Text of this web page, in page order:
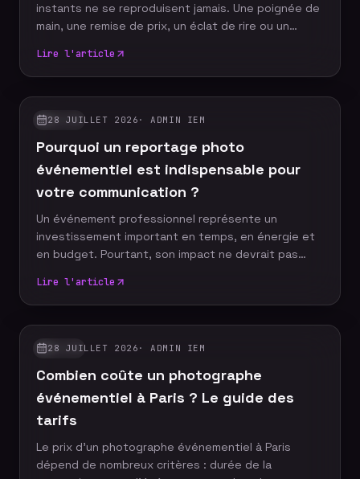
instants ne se reproduisent jamais. Une poignée de
main, une remise de prix, un éclat de rire ou un
emblématiques de votre communication. Un
photographe événementiel expérimenté sait
anticiper ces moments décisifs afin de raconter
votre événement à travers un reportage photo
moments incontournables qu'aucun reportage
photo ne devrait manquer.
Lire l'article
GUIDES
28 JUILLET 2026 ·ADMIN IEM
Pourquoi un reportage photo
événementiel est indispensable pour
votre communication ?
Un événement professionnel représente un
investissement important en temps, en énergie et
en budget. Pourtant, son impact ne devrait pas
photo événementiel, votre entreprise dispose
d'images professionnelles qui alimentent
durablement sa communication, renforcent sa
notoriété et valorisent son image de marque.
événementiel constitue un véritable
investissement pour votre stratégie de com
Lire l'article
GUIDES
28 JUILLET 2026 ·ADMIN IEM
Combien coûte un photographe
événementiel à Paris ? Le guide des
tarifs
Le prix d'un photographe événementiel à Paris
dépend de nombreux critères : durée de la